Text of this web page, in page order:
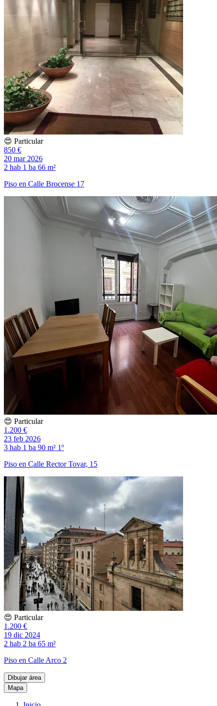
😍 Particular
850 €
20 mar 2026
2 hab 1 ba 66 m²
Piso en Calle Brocense 17
😍 Particular
1.200 €
23 feb 2026
3 hab 1 ba 90 m² 1º
Piso en Calle Rector Tovar, 15
😍 Particular
1.200 €
19 dic 2024
2 hab 2 ba 65 m²
Piso en Calle Arco 2
Dibujar área
Mapa